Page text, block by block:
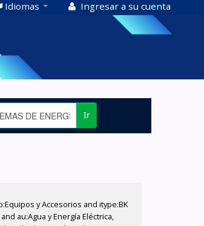
Idiomas Ingresar a su cuenta
Ir
y Accesorios and itype:BK
au:Agua y Energía Eléctrica,